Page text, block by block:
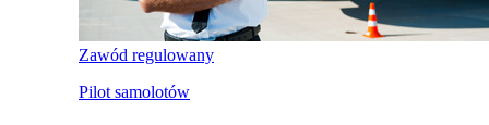
Zawód regulowany
Pilot samolotów